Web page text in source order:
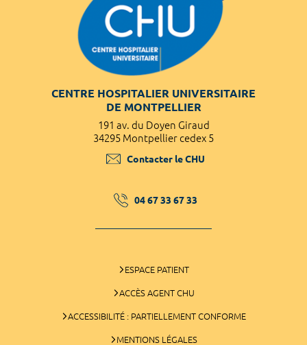
CENTRE HOSPITALIER UNIVERSITAIRE
DE MONTPELLIER
191 av. du Doyen Giraud
34295 Montpellier cedex 5
Contacter le CHU
04 67 33 67 33
ESPACE PATIENT
ACCÈS AGENT CHU
ACCESSIBILITÉ : PARTIELLEMENT CONFORME
MENTIONS LÉGALES